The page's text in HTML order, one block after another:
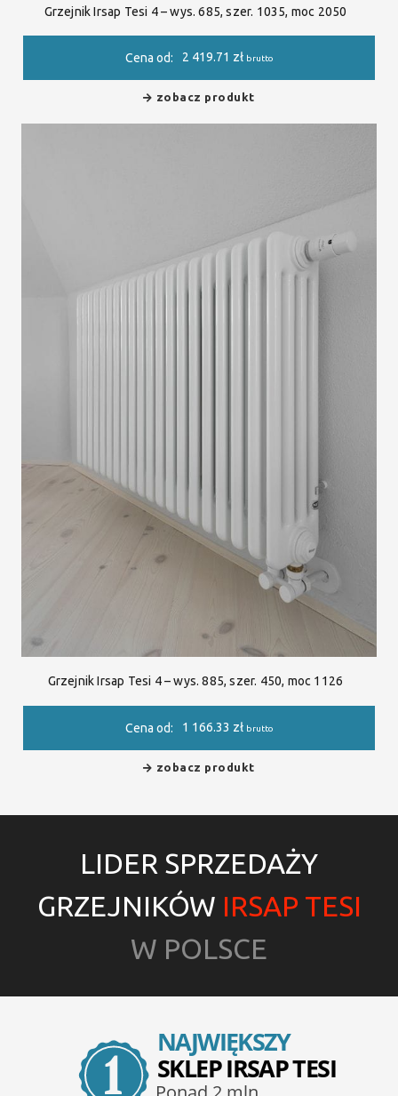
Grzejnik Irsap Tesi 4 – wys. 685, szer. 1035, moc 2050
Cena od: 2 419.71 zł brutto
zobacz produkt
Grzejnik Irsap Tesi 4 – wys. 885, szer. 450, moc 1126
Cena od: 1 166.33 zł brutto
zobacz produkt
LIDER SPRZEDAŻY
GRZEJNIKÓW IRSAP TESI
W POLSCE